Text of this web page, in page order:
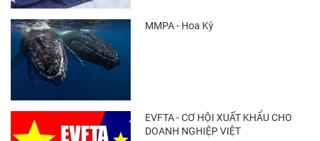
MMPA - Hoa Kỳ
EVFTA - CƠ HỘI XUẤT KHẨU CHO
DOANH NGHIỆP VIỆT